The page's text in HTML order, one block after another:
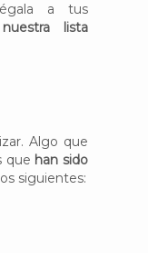
a tus
lista
Algo que
que han sido
siguientes: